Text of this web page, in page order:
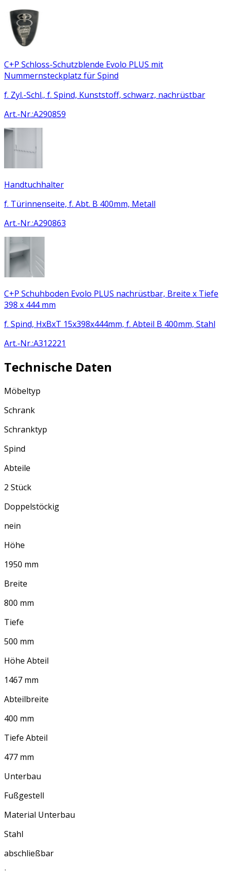
C+P Schloss-Schutzblende Evolo PLUS mit
Nummernsteckplatz für Spind
f. Zyl.-Schl., f. Spind, Kunststoff, schwarz, nachrüstbar
Art.-Nr.:A290859
Handtuchhalter
f. Türinnenseite, f. Abt. B 400mm, Metall
Art.-Nr.:A290863
C+P Schuhboden Evolo PLUS nachrüstbar, Breite x Tiefe
398 x 444 mm
f. Spind, HxBxT 15x398x444mm, f. Abteil B 400mm, Stahl
Art.-Nr.:A312221
Technische Daten
Möbeltyp
Schrank
Schranktyp
Spind
Abteile
2 Stück
Doppelstöckig
nein
Höhe
1950 mm
Breite
800 mm
Tiefe
500 mm
Höhe Abteil
1467 mm
Abteilbreite
400 mm
Tiefe Abteil
477 mm
Unterbau
Fußgestell
Material Unterbau
Stahl
abschließbar